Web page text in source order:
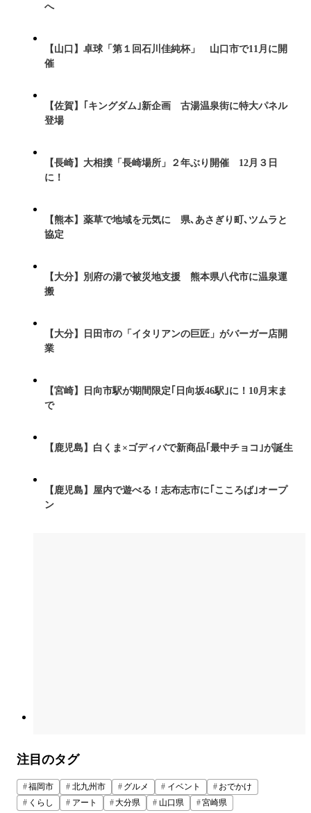
へ
【山口】卓球「第１回石川佳純杯」 山口市で11月に開
催
【佐賀】｢キングダム｣新企画 古湯温泉街に特大パネル
登場
【長崎】大相撲「長崎場所」２年ぶり開催 12月３日
に！
【熊本】薬草で地域を元気に 県､あさぎり町､ツムラと
協定
【大分】別府の湯で被災地支援 熊本県八代市に温泉運
搬
【大分】日田市の「イタリアンの巨匠」がバーガー店開
業
【宮崎】日向市駅が期間限定｢日向坂46駅｣に！10月末ま
で
【鹿児島】白くま×ゴディバで新商品｢最中チョコ｣が誕生
【鹿児島】屋内で遊べる！志布志市に｢こころば｣オープ
ン
注目のタグ
福岡市 北九州市 グルメ イベント
おでかけ
くらし
アート 大分県 山口県 宮崎県